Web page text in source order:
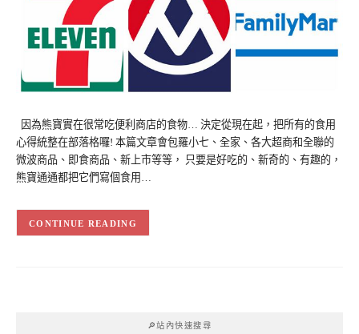
因為熊寶實在很常吃便利商店的食物… 決定從現在起，把所有的食用
心得統整在部落格囉! 本篇文章會包羅小七、全家、各大超商和全聯的
微波商品、即食商品、新上市等等， 只要是好吃的、新奇的、有趣的，
熊寶通通都把它們寫個食用…
CONTINUE READING
🔎站內快速搜尋